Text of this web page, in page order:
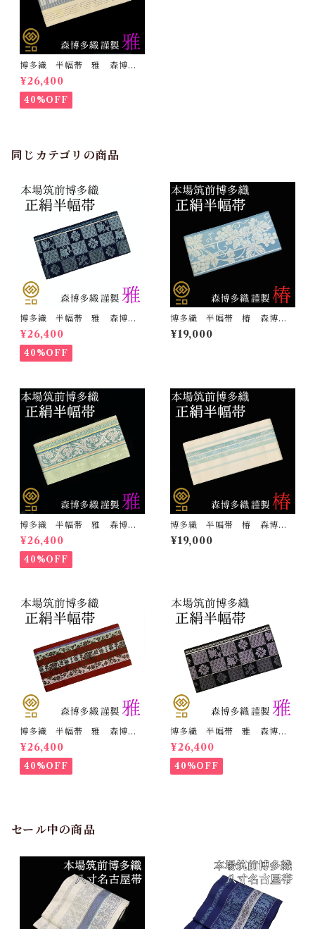
博多織 半幅帯 雅 森博多
織 正絹 リバーシブル 長
さ/3m78cm 日本製 和装
小袋帯 半巾帯
¥26,400
40%OFF
同じカテゴリの商品
博多織 半幅帯 雅 森博多
織 正絹 リバーシブル 長
さ/3m78cm 日本製 和装
小袋帯 半巾帯
¥26,400
40%OFF
博多織 半幅帯 椿 森博多
織 正絹 長さ/3m78cm 日
本製 和装 小袋帯 半巾帯
¥19,000
博多織 半幅帯 雅 森博多
織 正絹 リバーシブル 長
さ/3m78cm 日本製 和装
小袋帯 半巾帯
¥26,400
40%OFF
博多織 半幅帯 椿 森博多
織 正絹 長さ/3m78cm 日
本製 和装 小袋帯 半巾帯
¥19,000
博多織 半幅帯 雅 森博多
織 正絹 リバーシブル 長
さ/3m78cm 日本製 和装
小袋帯 半巾帯
¥26,400
40%OFF
博多織 半幅帯 雅 森博多
織 正絹 リバーシブル 長
さ/3m78cm 日本製 和装
小袋帯 半巾帯
¥26,400
40%OFF
セール中の商品